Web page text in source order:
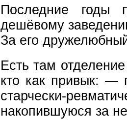
Последние годы
дешёвому
За его
Есть там
кто как привык: —
старчески-
накопившуюся за